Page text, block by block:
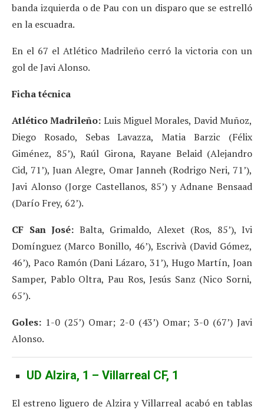
banda izquierda o de Pau con un disparo que se estrelló
en la escuadra.
En el 67 el Atlético Madrileño cerró la victoria con un
gol de Javi Alonso.
Ficha técnica
Atlético Madrileño: Luis Miguel Morales, David Muñoz,
Diego Rosado, Sebas Lavazza, Matia Barzic (Félix
Giménez, 85’), Raúl Girona, Rayane Belaid (Alejandro
Cid, 71’), Juan Alegre, Omar Janneh (Rodrigo Neri, 71’),
Javi Alonso (Jorge Castellanos, 85’) y Adnane Bensaad
(Darío Frey, 62’).
CF San José: Balta, Grimaldo, Alexet (Ros, 85’), Ivi
Domínguez (Marco Bonillo, 46’), Escrivà (David Gómez,
46’), Paco Ramón (Dani Lázaro, 31’), Hugo Martín, Joan
Samper, Pablo Oltra, Pau Ros, Jesús Sanz (Nico Sorni,
65’).
Goles: 1-0 (25’) Omar; 2-0 (43’) Omar; 3-0 (67’) Javi
Alonso.
UD Alzira, 1 – Villarreal CF, 1
El estreno liguero de Alzira y Villarreal acabó en tablas